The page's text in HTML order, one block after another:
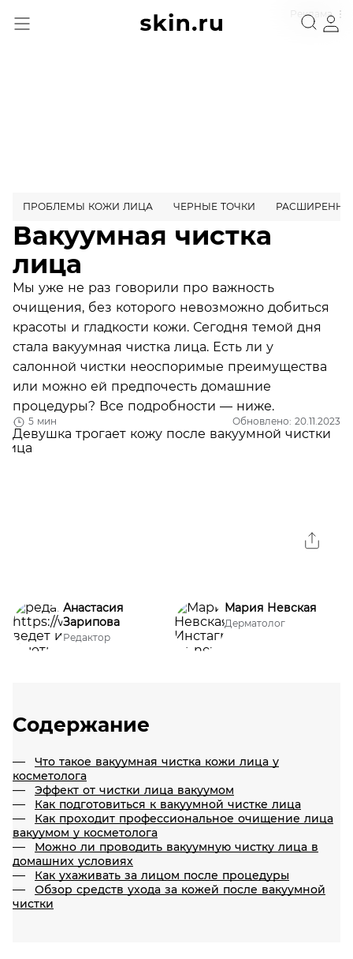
Реклама
5 мин Обновлено: 20.11.2023
ПРОБЛЕМЫ КОЖИ ЛИЦА ЧЕРНЫЕ ТОЧКИ
Вакуумная чистка
лица
Мы уже не раз говорили про важность
очищения, без которого невозможно добиться
красоты и гладкости кожи. Сегодня темой дня
стала вакуумная чистка лица. Есть ли у
салонной чистки неоспоримые преимущества
или можно ей предпочесть домашние
процедуры? Все подробности — ниже.
Анастасия
Зарипова
Редактор
Мария Невская
Дерматолог
Содержание
Что такое вакуумная чистка кожи лица у
косметолога
Эффект от чистки лица вакуумом
Как подготовиться к вакуумной чистке лица
Как проходит профессиональное очищение лица
вакуумом у косметолога
Можно ли проводить вакуумную чистку лица в
домашних условиях
Как ухаживать за лицом после процедуры
Обзор средств ухода за кожей после вакуумной
чистки